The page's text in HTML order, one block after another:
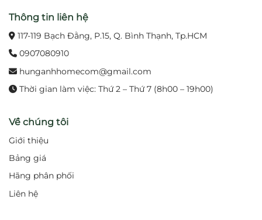
Thông tin liên hệ
117-119 Bạch Đằng, P.15, Q. Bình Thạnh, Tp.HCM
0907080910
hunganhhomecom@gmail.com
Thời gian làm việc: Thứ 2 – Thứ 7 (8h00 – 19h00)
Về chúng tôi
Giới thiệu
Bảng giá
Hãng phân phối
Liên hệ